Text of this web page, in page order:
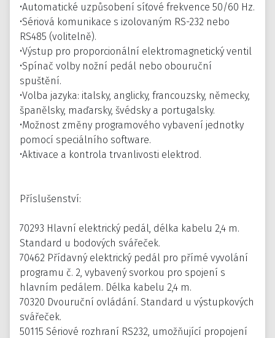
•Automatické uzpůsobení síťové frekvence 50/60 Hz.
•Sériová komunikace s izolovaným RS-232 nebo
RS485 (volitelně).
•Výstup pro proporcionální elektromagnetický ventil
•Spínač volby nožní pedál nebo obouruční
spuštění.
•Volba jazyka: italsky, anglicky, francouzsky, německy,
španělsky, maďarsky, švédsky a portugalsky.
•Možnost změny programového vybavení jednotky
pomocí speciálního software.
•Aktivace a kontrola trvanlivosti elektrod.
Příslušenství:
70293 Hlavní elektrický pedál, délka kabelu 2,4 m.
Standard u bodových svářeček.
70462 Přídavný elektrický pedál pro přímé vyvolání
programu č. 2, vybavený svorkou pro spojení s
hlavním pedálem. Délka kabelu 2,4 m.
70320 Dvouruční ovládání. Standard u výstupkových
svářeček.
50115 Sériové rozhraní RS232, umožňující propojení